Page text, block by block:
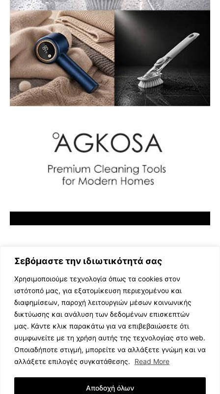
Σεβόμαστε την ιδιωτικότητά σας
Χρησιμοποιούμε τεχνολογία όπως τα cookies στον
ιστότοπό μας, για εξατομίκευση περιεχομένου και
διαφημίσεων, παροχή λειτουργιών μέσων κοινωνικής
δικτύωσης και ανάλυση των δεδομένων επισκεπτών
μας. Κάντε κλικ παρακάτω για να επιβεβαιώσετε ότι
συμφωνείτε με τη χρήση αυτής της τεχνολογίας στο web.
Οποιαδήποτε στιγμή, μπορείτε να αλλάξετε γνώμη και να
αλλάξετε επιλογές συγκατάθεσης.
Read More
Αποδοχή όλων
ΕΛΛΗΝΙΚΗ ΜΟΥΣΙΚΗ
TV SHOWS
EVENTS
ΘΕΑΤΡΟ
ΔΙΑΓΩΝΙΣΜΟΙ
STOA CULTURA